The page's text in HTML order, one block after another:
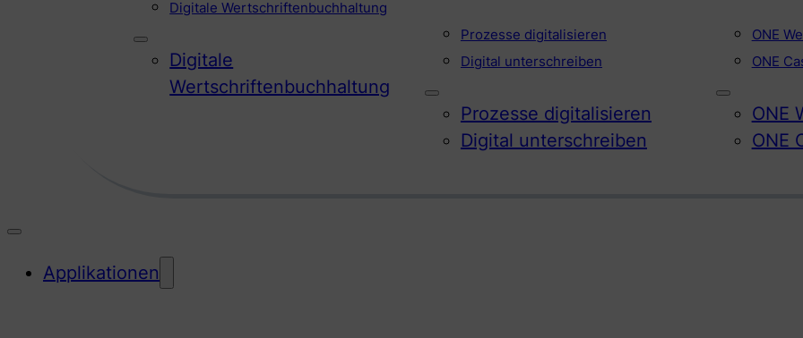
Digitale Wertschriftenbuchhaltung
Digitale
Wertschriftenbuchhaltung
Prozesse digitalisieren
Digital unterschreiben
Prozesse digitalisieren
Digital unterschreiben
ONE
ONE
ONE
ONE
Applikationen